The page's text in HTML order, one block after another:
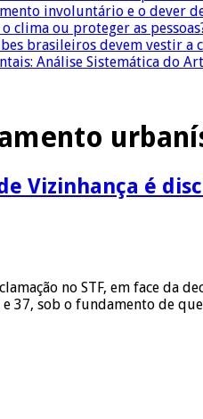
involuntário e o dever
clima ou proteger as
brasileiros devem vestir a
Análise Sistemática do
Vizinhança é
no STF, em face da
37, sob o fundamento de